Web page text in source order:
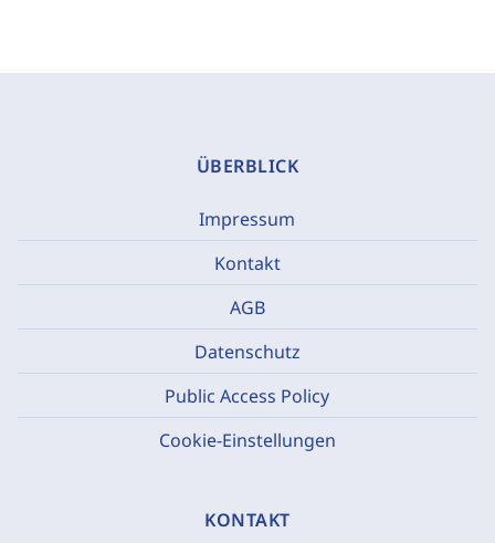
ÜBERBLICK
Impressum
Kontakt
AGB
Datenschutz
Public Access Policy
Cookie-Einstellungen
KONTAKT